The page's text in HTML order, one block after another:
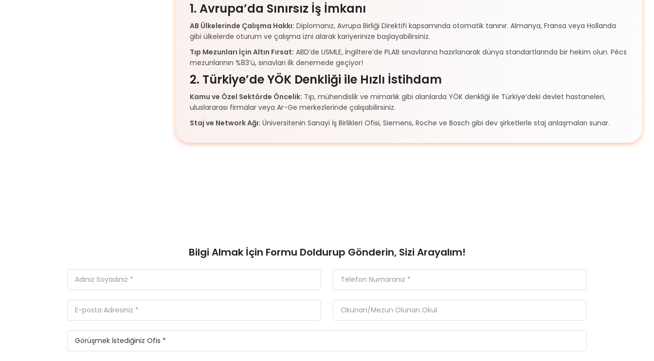
1. Avrupa’da Sınırsız İş İmkanı
AB Ülkelerinde Çalışma Hakkı: Diplomanız, Avrupa Birliği Direktifi kapsamında otomatik tanınır. Almanya, Fransa veya Hollanda
gibi ülkelerde oturum ve çalışma izni alarak kariyerinize başlayabilirsiniz.
Tıp Mezunları İçin Altın Fırsat: ABD’de USMLE, İngiltere’de PLAB sınavlarına hazırlanarak dünya standartlarında bir hekim olun. Pécs
mezunlarının %83’ü, sınavları ilk denemede geçiyor!
2. Türkiye’de YÖK Denkliği ile Hızlı İstihdam
Kamu ve Özel Sektörde Öncelik: Tıp, mühendislik ve mimarlık gibi alanlarda YÖK denkliği ile Türkiye’deki devlet hastaneleri,
uluslararası firmalar veya Ar-Ge merkezlerinde çalışabilirsiniz.
Staj ve Network Ağı: Üniversitenin Sanayi İş Birlikleri Ofisi, Siemens, Roche ve Bosch gibi dev şirketlerle staj anlaşmaları sunar.
Bilgi Almak İçin Formu Doldurup Gönderin, Sizi Arayalım!